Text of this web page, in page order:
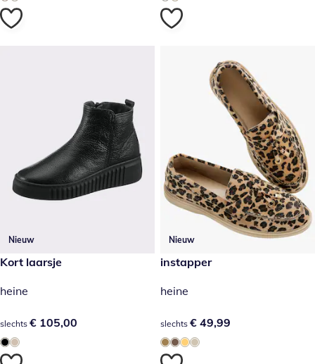
Nieuw
€ 105,00
Kort laarsje
heine
€ 105,00
slechts € 105,00
Nieuw
€ 49,99
instapper
heine
€ 49,99
slechts € 49,99